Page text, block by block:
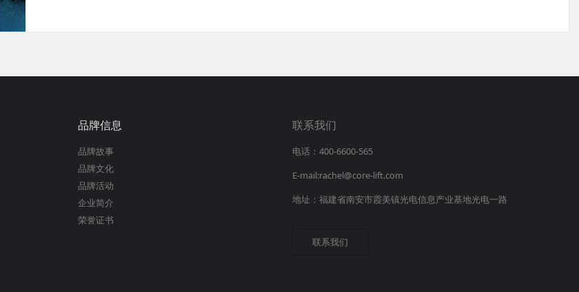
品牌信息
品牌故事
品牌文化
品牌活动
企业简介
荣誉证书
联系我们
电话：400-6600-565
E-mail:rachel@core-lift.com
地址：福建省南安市霞美镇光电信息产业基地光电一路
联系我们